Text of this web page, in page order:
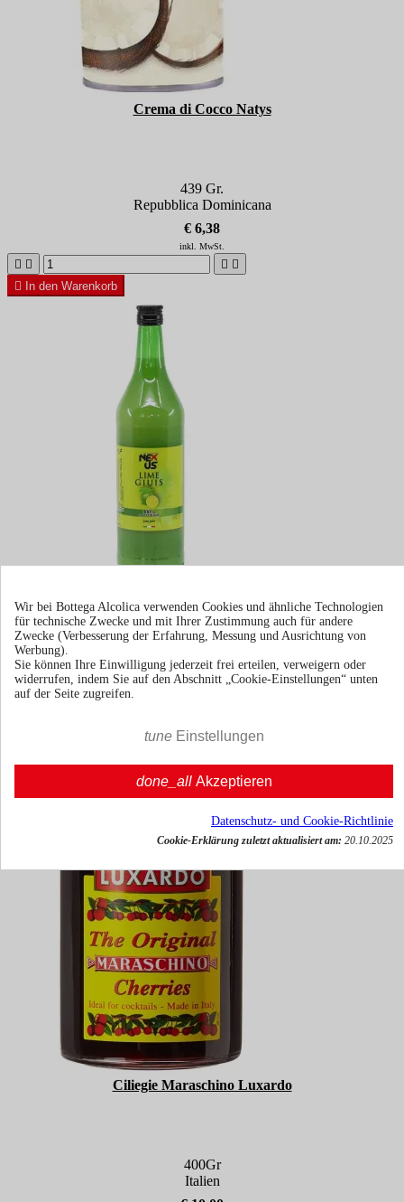
Crema di Cocco Natys
439 Gr.
Repubblica Dominicana
€ 6,38
inkl. MwSt.
   

In den Warenkorb
100cl
inkl. MwSt.
Ciliegie Maraschino Luxardo
400Gr
Italien
Wir bei Bottega Alcolica verwenden Cookies und ähnliche Technologien
für technische Zwecke und mit Ihrer Zustimmung auch für andere
Zwecke (Verbesserung der Erfahrung, Messung und Ausrichtung von
Werbung).
Sie können Ihre Einwilligung jederzeit frei erteilen, verweigern oder
widerrufen, indem Sie auf den Abschnitt „Cookie-Einstellungen“ unten
auf der Seite zugreifen.
tune Einstellungen
done_all Akzeptieren
Datenschutz- und Cookie-Richtlinie
Cookie-Erklärung zuletzt aktualisiert am: 20.10.2025